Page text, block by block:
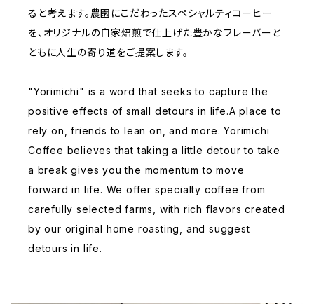
ると考えます。農園にこだわったスペシャルティコーヒー
を、オリジナルの自家焙煎で仕上げた豊かなフレーバーと
ともに人生の寄り道をご提案します。
"Yorimichi" is a word that seeks to capture the
positive effects of small detours in life.A place to
rely on, friends to lean on, and more. Yorimichi
Coffee believes that taking a little detour to take
a break gives you the momentum to move
forward in life. We offer specialty coffee from
carefully selected farms, with rich flavors created
by our original home roasting, and suggest
detours in life.